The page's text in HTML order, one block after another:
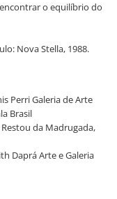
o equilíbrio do
Nova Stella, 1988.
Perri Galeria de Arte
Brasil
Restou da Madrugada,
Daprá Arte e Galeria